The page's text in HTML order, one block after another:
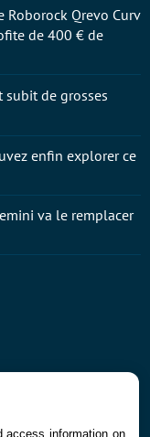
Qrevo Curv
de 400 € de
subit de grosses
enfin explorer ce
va le remplacer
access information on